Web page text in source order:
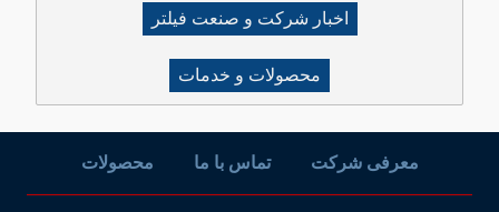
اخبار شرکت و صنعت فیلتر
محصولات و خدمات
معرفی شرکت تماس با ما محصولات